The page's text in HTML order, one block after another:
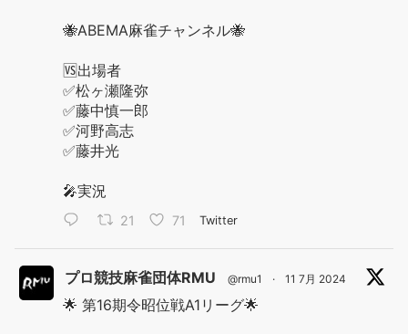
🐝ABEMA麻雀チャンネル🐝
🆚出場者
✅松ヶ瀬隆弥
✅藤中慎一郎
✅河野高志
✅藤井光
🎤実況
21 71 Twitter
プロ競技麻雀団体RMU @rmu1 · 11 7月 2024
🌟 第16期令昭位戦A1リーグ🌟